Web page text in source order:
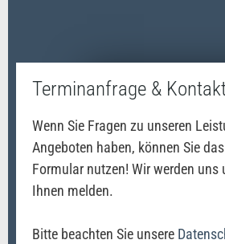
Terminanfrage &
Wenn Sie Fragen zu unseren
Angeboten haben, können Sie
Formular nutzen! Wir werden uns
Ihnen melden.
Bitte beachten Sie unsere